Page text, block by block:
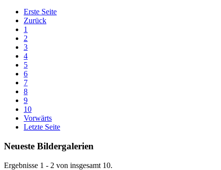
Erste Seite
Zurück
1
2
3
4
5
6
7
8
9
10
Vorwärts
Letzte Seite
Neueste Bildergalerien
Ergebnisse 1 - 2 von insgesamt 10.